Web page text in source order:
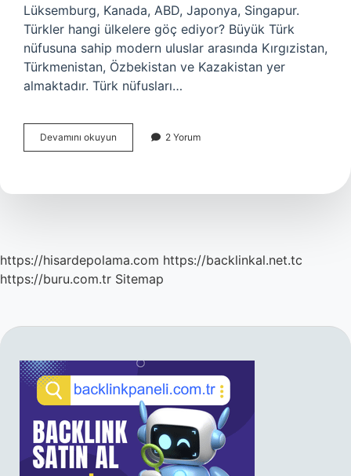
Lüksemburg, Kanada, ABD, Japonya, Singapur.
Türkler hangi ülkelere göç ediyor? Büyük Türk
nüfusuna sahip modern uluslar arasında Kırgızistan,
Türkmenistan, Özbekistan ve Kazakistan yer
almaktadır. Türk nüfusları…
Devamını okuyun Türkiyeden
Hangi
Edilir
2 Yorum
https://hisardepolama.com https://backlinkal.net.tc
https://buru.com.tr Sitemap
SIDEBAR